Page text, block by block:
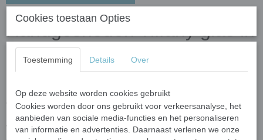
Handgesneden Tiffany glas in
ruitvorm – transparant roze
parelmoer
Ontdek de unieke charme vanhandgesneden Tiffany glasin
ruitvorm. Elk stukje wordt zorgvuldig met de hand gesneden door
vakmensen uit echt Tiffany-style stained glass. Dankzij dit
Cookies toestaan Opties
Toestemming Details Over
Op deze website worden cookies gebruikt
Cookies worden door ons gebruikt voor verkeersanalyse, het
aanbieden van sociale media-functies en het personaliseren
van informatie en advertenties. Daarnaast verlenen we onze